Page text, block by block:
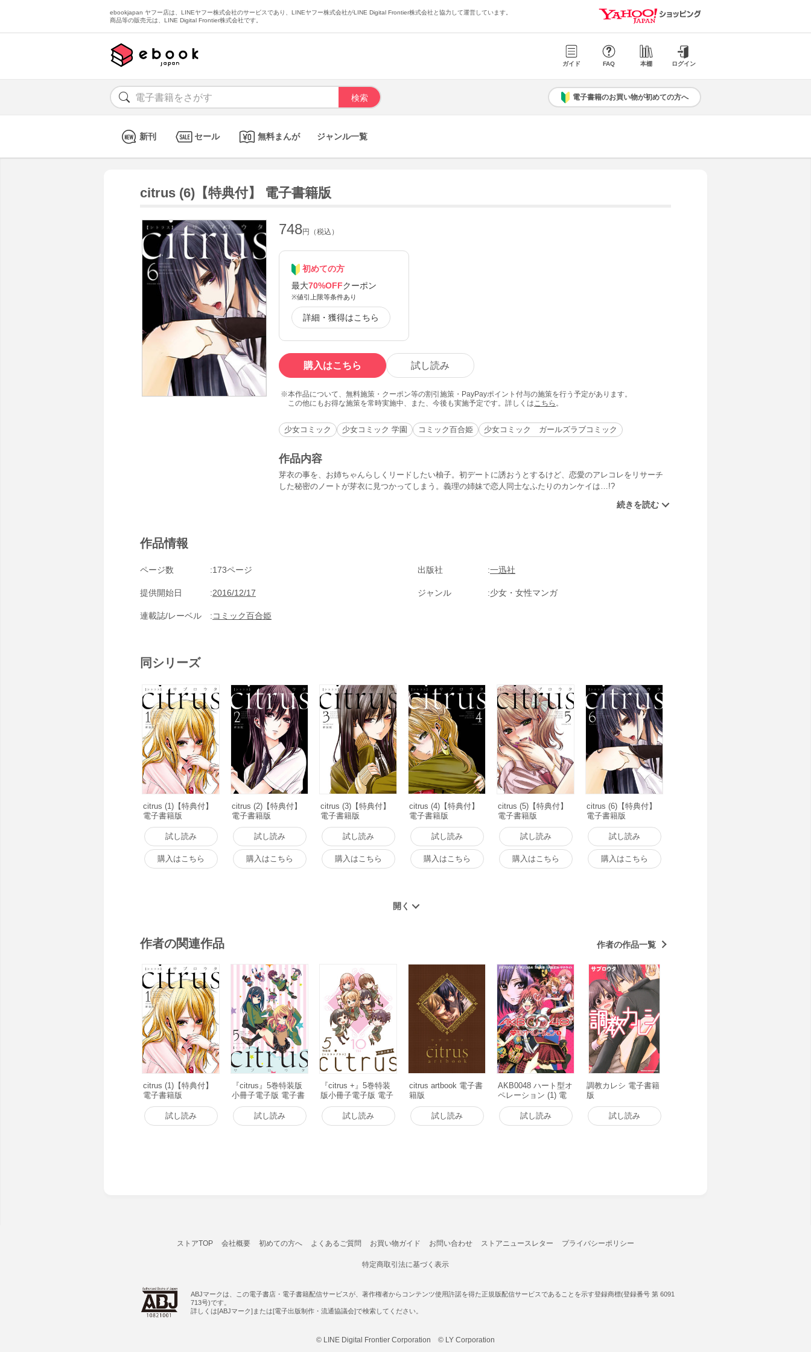
ebookjapan ヤフー店は、LINEヤフー株式会社のサービスであり、LINEヤフー株式会社がLINE Digital Frontier株式会社と協力して運営しています。
商品等の販売元は、LINE Digital Frontier株式会社です。
ガイド FAQ 本棚 ログイン
電子書籍のお買い物が初めての方へ
新刊 セール 無料まんが ジャンル一覧
citrus (6)【特典付】 電子書籍版
748円（税込）
初めての方
最大70%OFFクーポン
※値引上限等条件あり
詳細・獲得はこちら
購入はこちら 試し読み
本作品について、無料施策・クーポン等の割引施策・PayPayポイント付与の施策を行う予定があります。
この他にもお得な施策を常時実施中、また、今後も実施予定です。詳しくは こちら 。
少女コミック 少女コミック 学園 コミック百合姫 少女コミック ガールズラブコミック
作品内容
芽衣の事を、お姉ちゃんらしくリードしたい柚子。初デートに誘おうとするけど、恋愛のアレコレをリサーチ
した秘密のノートが芽衣に見つかってしまう。義理の姉妹で恋人同士なふたりのカンケイは…!?
作品情報
ページ数 173ページ 出版社 一迅社
提供開始日 2016/12/17 ジャンル 少女・女性マンガ
連載誌/レーベル コミック百合姫
同シリーズ
citrus (1)【特典付】
電子書籍版
試し読み
購入はこちら
citrus (2)【特典付】
電子書籍版
試し読み
購入はこちら
citrus (3)【特典付】
電子書籍版
試し読み
購入はこちら
citrus (4)【特典付】
電子書籍版
試し読み
購入はこちら
citrus (5)【特典付】
電子書籍版
試し読み
購入はこちら
citrus (6)【特典付】
電子書籍版
試し読み
購入はこちら
作者の関連作品 作者の作品一覧
citrus (1)【特典付】
電子書籍版
試し読み
『citrus』5巻特装版
小冊子電子版 電子書
籍版
試し読み
『citrus +』5巻特装
版小冊子電子版 電子
書籍版
試し読み
citrus artbook 電子書
籍版
試し読み
AKB0048 ハート型オ
ペレーション (1) 電
子書籍版
試し読み
調教カレシ 電子書籍
版
試し読み
ストアTOP 会社概要 初めての方へ よくあるご質問 お買い物ガイド お問い合わせ ストアニュースレター プライバシーポリシー
特定商取引法に基づく表示
ABJマークは、この電子書店・電子書籍配信サービスが、著作権者からコンテンツ使用許諾を得た正規版配信サービスであることを示す登録商標(登録番号 第 6091
713号)です。
詳しくは[ABJマーク]または[電子出版制作・流通協議会]で検索してください。
© LINE Digital Frontier Corporation © LY Corporation